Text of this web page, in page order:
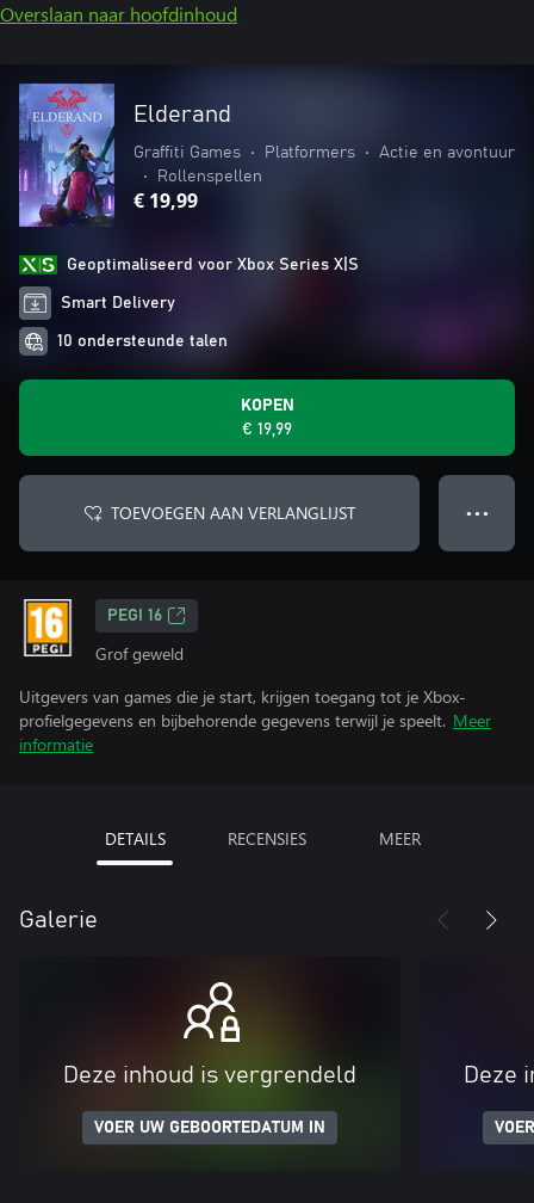
Overslaan naar hoofdinhoud
Elderand
Graffiti Games • Platformers •
Actie en avontuur
•
Rollenspellen
€ 19,99
Geoptimaliseerd voor Xbox Series X|S
Smart Delivery
10 ondersteunde talen
KOPEN
€ 19,99
TOEVOEGEN AAN VERLANGLIJST ● ● ●
PEGI 16
Grof geweld
Uitgevers van games die je start, krijgen toegang tot je Xbox-
profielgegevens en bijbehorende gegevens terwijl je speelt. Meer
informatie
DETAILS RECENSIES MEER
Galerie
Deze inhoud is vergrendeld
VOER UW GEBOORTEDATUM IN
Deze